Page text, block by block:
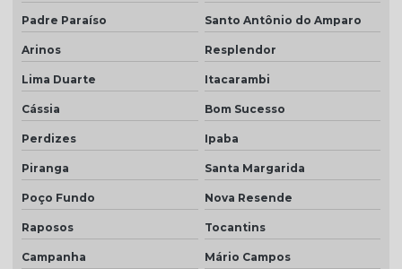
Padre Paraíso Santo Antônio do Amparo
Arinos Resplendor
Lima Duarte Itacarambi
Cássia Bom Sucesso
Perdizes Ipaba
Piranga Santa Margarida
Poço Fundo Nova Resende
Raposos Tocantins
Campanha Mário Campos